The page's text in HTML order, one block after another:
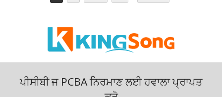
ਪੀਸੀਬੀ ਜ PCBA ਨਿਰਮਾਣ ਲਈ ਹਵਾਲਾ ਪ੍ਰਾਪਤ